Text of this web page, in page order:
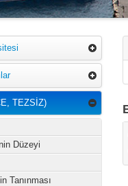
TEZSİZ)
Düzeyi
Tanınması